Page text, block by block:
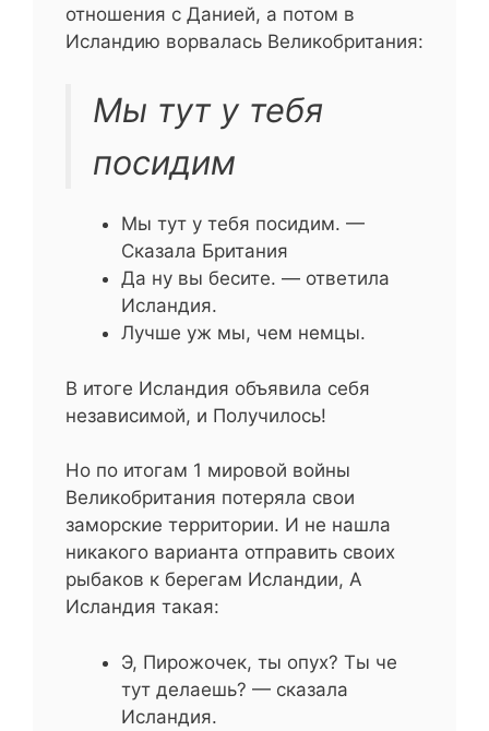
отношения с Данией, а потом в
Исландию ворвалась Великобритания:
Мы тут у тебя
посидим
Мы тут у тебя посидим. —
Сказала Британия
Да ну вы бесите. — ответила
Исландия.
Лучше уж мы, чем немцы.
В итоге Исландия объявила себя
независимой, и Получилось!
Но по итогам 1 мировой войны
Великобритания потеряла свои
заморские территории. И не нашла
никакого варианта отправить своих
рыбаков к берегам Исландии, А
Исландия такая:
Э, Пирожочек, ты опух? Ты че
тут делаешь? — сказала
Исландия.